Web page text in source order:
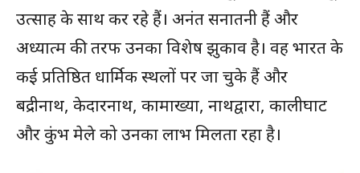
उत्साह के साथ कर रहे हैं। अनंत सनातनी हैं और
अध्यात्म की तरफ उनका विशेष झुकाव है। वह भारत के
कई प्रतिष्ठित धार्मिक स्थलों पर जा चुके हैं और
बद्रीनाथ, केदारनाथ, कामाख्या, नाथद्वारा, कालीघाट
और कुंभ मेले को उनका लाभ मिलता रहा है।